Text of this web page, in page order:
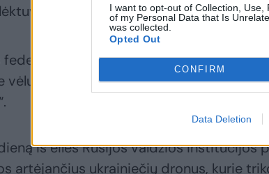
I want to opt-out of Collection,
of my Personal Data that Is
was collected.
Opted Out
CONFIRM
Data Deletion
federalinė oro transporto agentūra taip
vėluoja „dėl vėluojančių orlaivių
iš eilės Rusijos valdžios institucijos
artėjančius ukrainiečių dronus, kurie